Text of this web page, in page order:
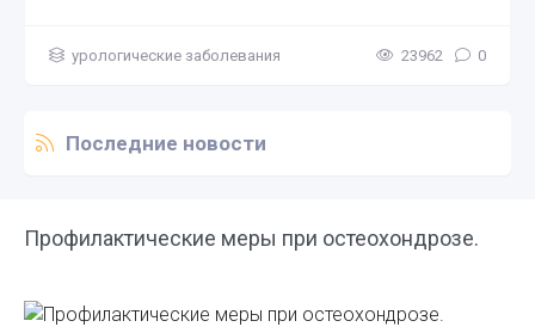
урологические заболевания 23962 0
Последние новости
Профилактические меры при остеохондрозе.